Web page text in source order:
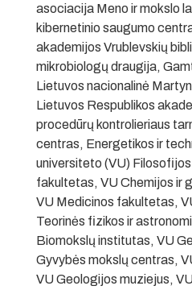
asociacija Meno ir mokslo
kibernetinio saugumo
akademijos Vrublevskių
mikrobiologų draugija,
Lietuvos nacionalinė
Lietuvos Respublikos
procedūrų kontrolieriaus
centras, Energetikos ir
universiteto (VU)
fakultetas, VU Chemijos ir
VU Medicinos fakultetas,
Teorinės fizikos ir
Biomokslų institutas, VU
Gyvybės mokslų centras,
VU Geologijos muziejus,